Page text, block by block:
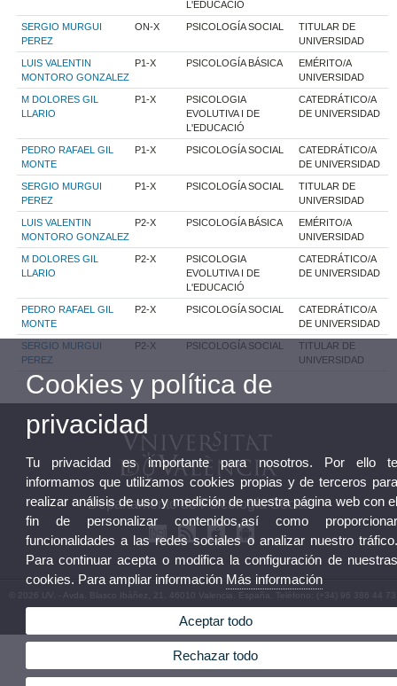
L'EDUCACIÓ
SERGIO MURGUI
PEREZ
ON-X PSICOLOGÍA SOCIAL
TITULAR DE
UNIVERSIDAD
LUIS VALENTIN
MONTORO GONZALEZ
P1-X PSICOLOGÍA BÁSICA
EMÉRITO/A
UNIVERSIDAD
M DOLORES GIL
LLARIO
P1-X
PSICOLOGIA
EVOLUTIVA I DE
L'EDUCACIÓ
CATEDRÁTICO/A
DE UNIVERSIDAD
PEDRO RAFAEL GIL
MONTE
P1-X PSICOLOGÍA SOCIAL
CATEDRÁTICO/A
DE UNIVERSIDAD
SERGIO MURGUI
PEREZ
P1-X PSICOLOGÍA SOCIAL
TITULAR DE
UNIVERSIDAD
LUIS VALENTIN
MONTORO GONZALEZ
P2-X PSICOLOGÍA BÁSICA
EMÉRITO/A
UNIVERSIDAD
M DOLORES GIL
LLARIO
P2-X
PSICOLOGIA
EVOLUTIVA I DE
L'EDUCACIÓ
CATEDRÁTICO/A
DE UNIVERSIDAD
PEDRO RAFAEL GIL
MONTE
P2-X PSICOLOGÍA SOCIAL
CATEDRÁTICO/A
DE UNIVERSIDAD
SERGIO MURGUI
PEREZ
P2-X PSICOLOGÍA SOCIAL
TITULAR DE
UNIVERSIDAD
Departamento de Psicología Social
© 2026 UV. - Avda. Blasco Ibáñez, 21. 46010 Valencia. España. Teléfono: (+34) 96 386 44 73
Política privacidad | Cookies
Departamento
Cookies y política de
privacidad
Tu privacidad es importante para nosotros. Por ello
informamos que utilizamos cookies propias y de terceros
realizar análisis de uso y medición de nuestra página web con
fin de personalizar contenidos,así como
funcionalidades a las redes sociales o analizar nuestro
Para continuar acepta o modifica la configuración de
cookies. Para ampliar información Más información
Aceptar todo
Rechazar todo